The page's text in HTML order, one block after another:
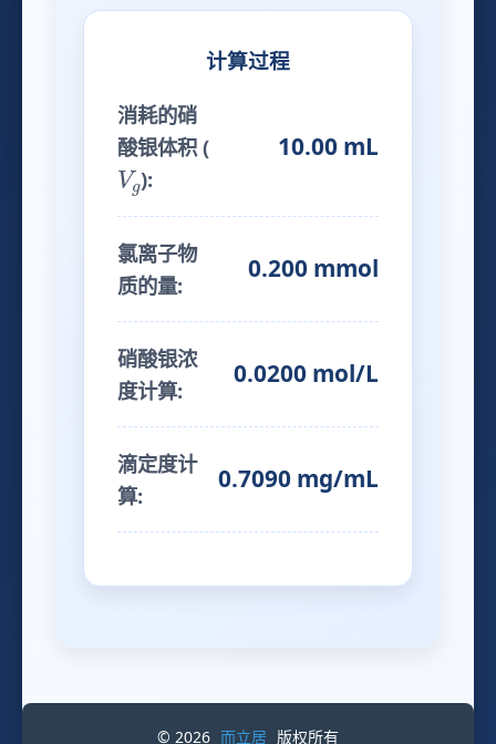
计算过程
消耗的硝
酸银体积 (
Vg
):
10.00 mL
氯离子物
质的量:
0.200 mmol
硝酸银浓
度计算:
0.0200 mol/L
滴定度计
算:
0.7090 mg/mL
© 2026 而立居 版权所有